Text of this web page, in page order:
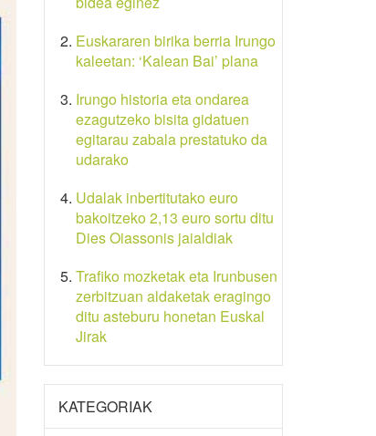
Euskararen birika berria Irungo
kaleetan: ‘Kalean Bai’ plana
Irungo historia eta ondarea
ezagutzeko bisita gidatuen
egitarau zabala prestatuko da
udarako
Udalak inbertitutako euro
bakoitzeko 2,13 euro sortu ditu
Dies Oiassonis jaialdiak
Trafiko mozketak eta Irunbusen
zerbitzuan aldaketak eragingo
ditu asteburu honetan Euskal
Jirak
KATEGORIAK